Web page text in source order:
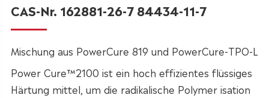
CAS-Nr. 162881-26-7 84434-11-7
Mischung aus PowerCure 819 und PowerCure-TPO-L
Power Cure™2100 ist ein hoch effizientes flüssiges
Härtung mittel, um die radikalische Polymer isation